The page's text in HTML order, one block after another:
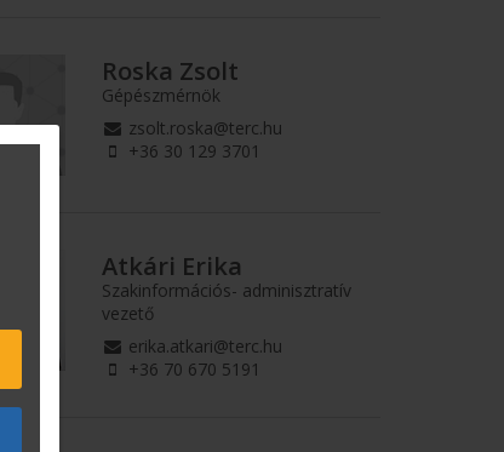
Roska Zsolt
Gépészmérnök
zsolt.roska@terc.hu
+36 30 129 3701
Atkári Erika
Szakinformációs- adminisztratív
vezető
erika.atkari@terc.hu
+36 70 670 5191